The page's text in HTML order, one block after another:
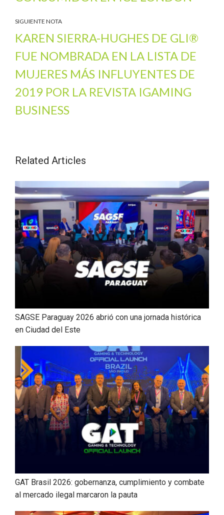
SIGUIENTE NOTA
KAREN SIERRA-HUGHES DE GLI®
FUE NOMBRADA EN LA LISTA DE
MUJERES MÁS INFLUYENTES DE
2019 POR LA REVISTA IGAMING
BUSINESS
Related Articles
SAGSE Paraguay 2026 abrió con una jornada histórica
en Ciudad del Este
GAT Brasil 2026: gobernanza, cumplimiento y combate
al mercado ilegal marcaron la pauta